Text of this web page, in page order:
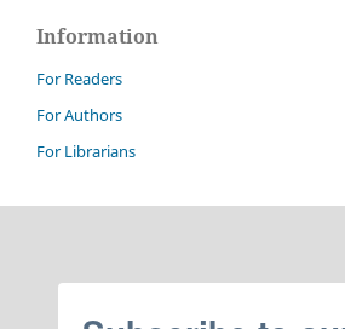
Information
For Readers
For Authors
For Librarians